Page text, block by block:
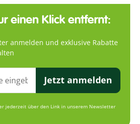
einen Klick entfernt:
anmelden und exklusive Rabatte
Jetzt anmelden
jederzeit über den Link in unserem Newsletter